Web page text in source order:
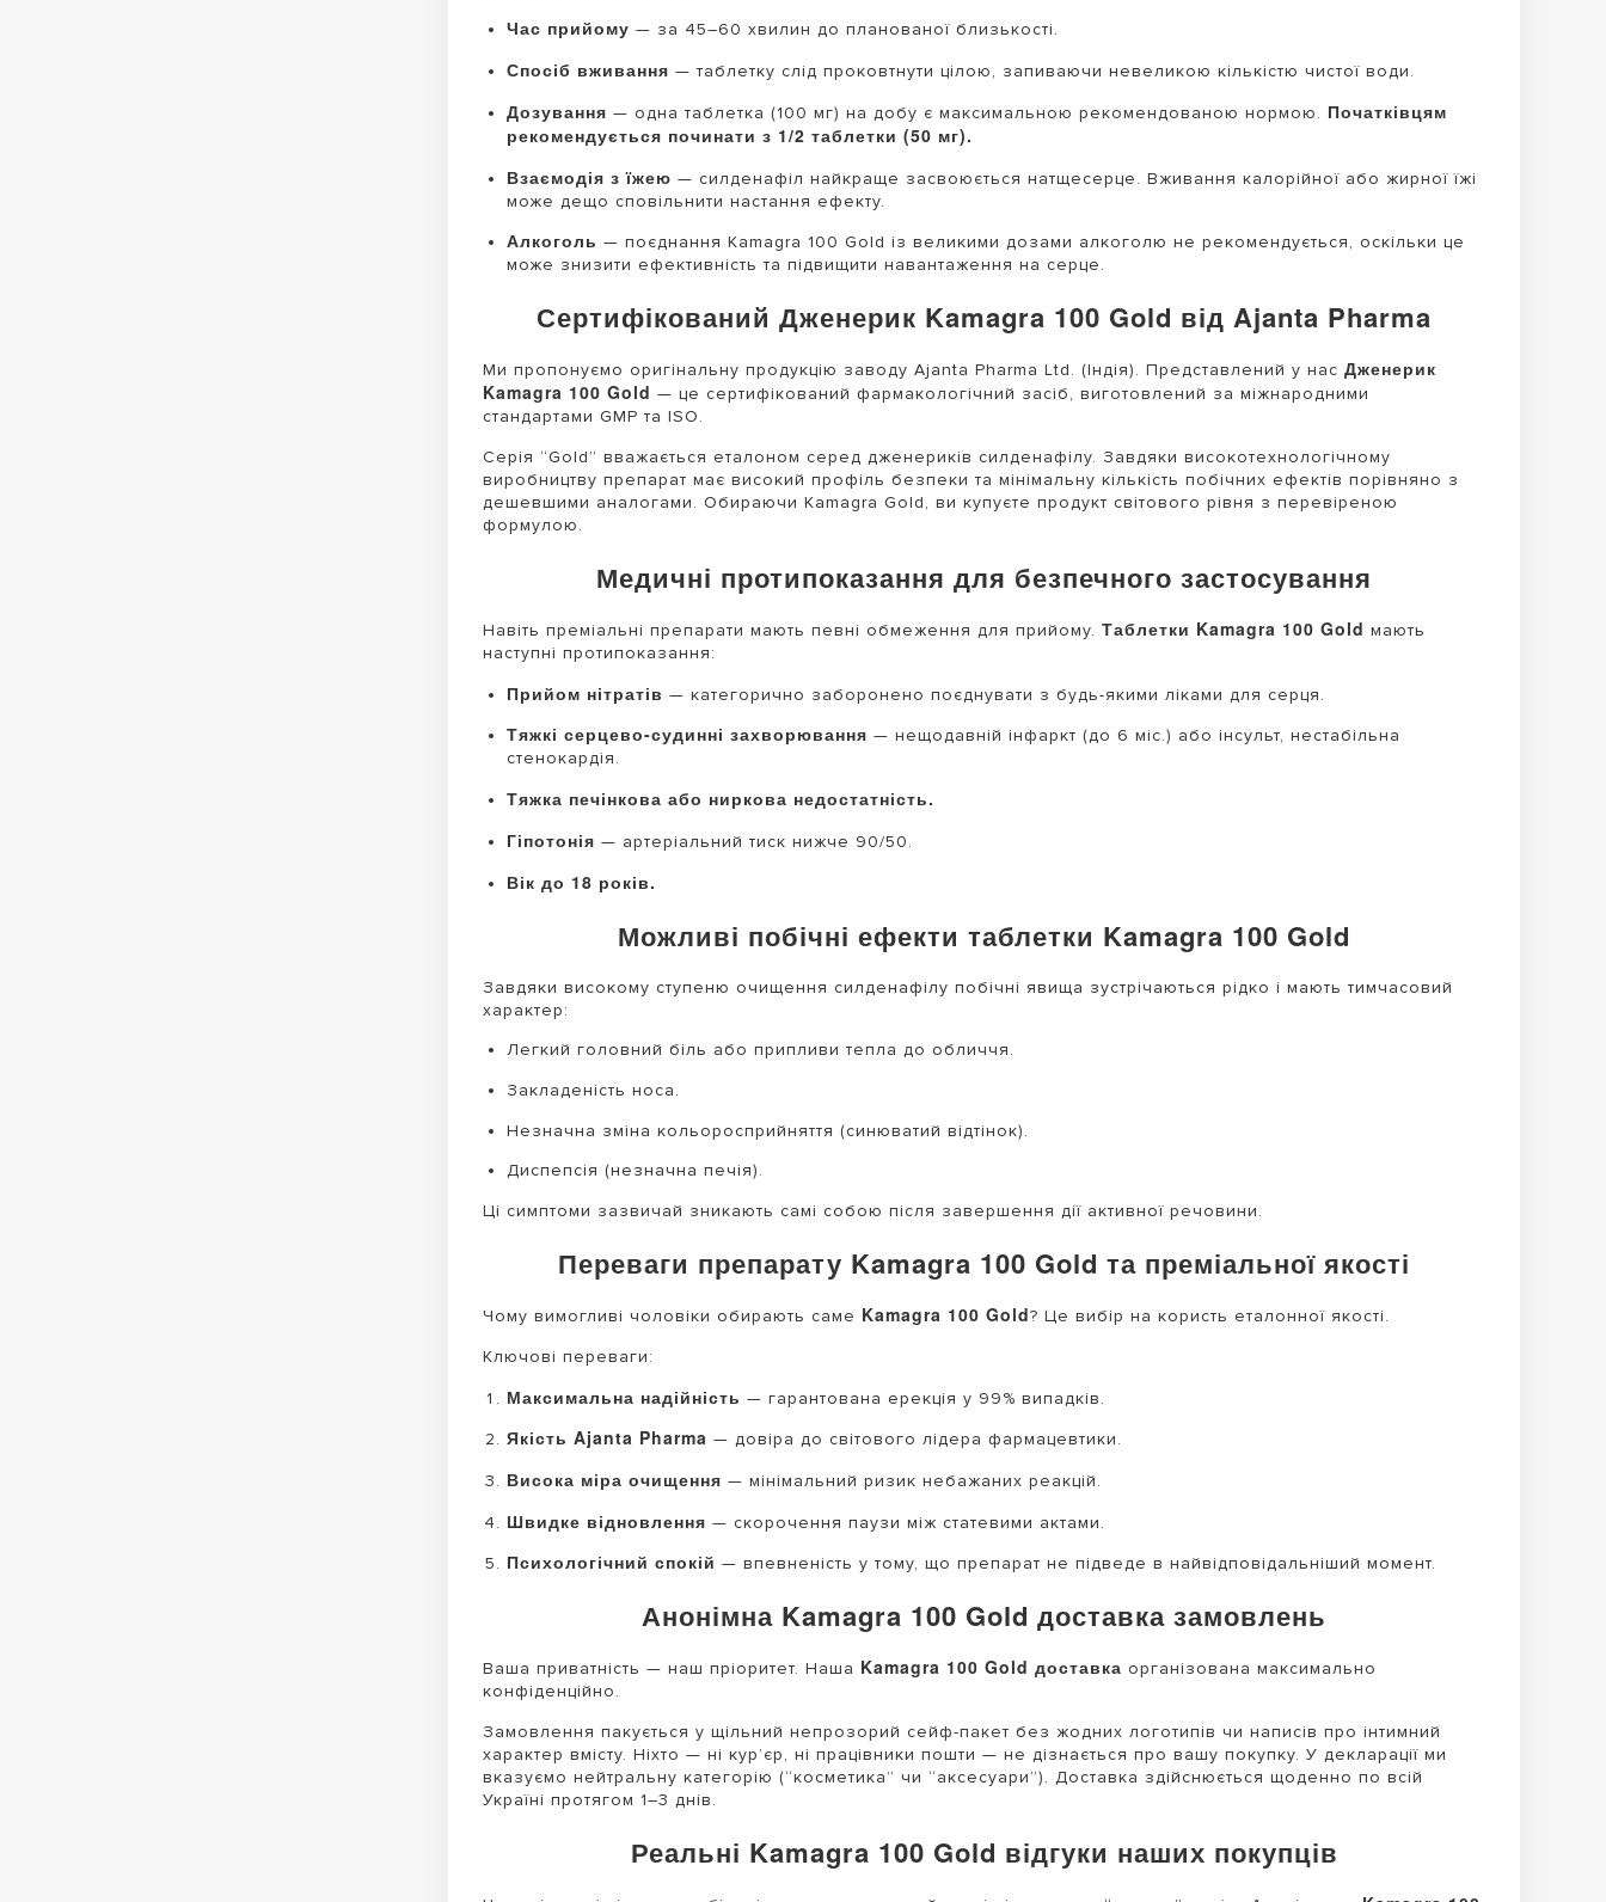
Час прийому — за 45–60 хвилин до планованої близькості.
Спосіб вживання — таблетку слід проковтнути цілою, запиваючи невеликою кількістю чистої води.
Дозування — одна таблетка (100 мг) на добу є максимальною рекомендованою нормою. Початківцям
рекомендується починати з 1/2 таблетки (50 мг).
Взаємодія з їжею — силденафіл найкраще засвоюється натщесерце. Вживання калорійної або жирної їжі
може дещо сповільнити настання ефекту.
Алкоголь — поєднання Kamagra 100 Gold із великими дозами алкоголю не рекомендується, оскільки це
може знизити ефективність та підвищити навантаження на серце.
Сертифікований Дженерик Kamagra 100 Gold від Ajanta Pharma
Ми пропонуємо оригінальну продукцію заводу Ajanta Pharma Ltd. (Індія). Представлений у нас Дженерик
Kamagra 100 Gold — це сертифікований фармакологічний засіб, виготовлений за міжнародними
стандартами GMP та ISO.
Серія “Gold” вважається еталоном серед дженериків силденафілу. Завдяки високотехнологічному
виробництву препарат має високий профіль безпеки та мінімальну кількість побічних ефектів порівняно з
дешевшими аналогами. Обираючи Kamagra Gold, ви купуєте продукт світового рівня з перевіреною
формулою.
Медичні протипоказання для безпечного застосування
Навіть преміальні препарати мають певні обмеження для прийому. Таблетки Kamagra 100 Gold мають
наступні протипоказання:
Прийом нітратів — категорично заборонено поєднувати з будь-якими ліками для серця.
Тяжкі серцево-судинні захворювання — нещодавній інфаркт (до 6 міс.) або інсульт, нестабільна
стенокардія.
Тяжка печінкова або ниркова недостатність.
Гіпотонія — артеріальний тиск нижче 90/50.
Вік до 18 років.
Можливі побічні ефекти таблетки Kamagra 100 Gold
Завдяки високому ступеню очищення силденафілу побічні явища зустрічаються рідко і мають тимчасовий
характер:
Легкий головний біль або припливи тепла до обличчя.
Закладеність носа.
Незначна зміна кольоросприйняття (синюватий відтінок).
Диспепсія (незначна печія).
Ці симптоми зазвичай зникають самі собою після завершення дії активної речовини.
Переваги препарату Kamagra 100 Gold та преміальної якості
Чому вимогливі чоловіки обирають саме Kamagra 100 Gold? Це вибір на користь еталонної якості.
Ключові переваги:
Максимальна надійність — гарантована ерекція у 99% випадків.
Якість Ajanta Pharma — довіра до світового лідера фармацевтики.
Висока міра очищення — мінімальний ризик небажаних реакцій.
Швидке відновлення — скорочення паузи між статевими актами.
Психологічний спокій — впевненість у тому, що препарат не підведе в найвідповідальніший момент.
Анонімна Kamagra 100 Gold доставка замовлень
Ваша приватність — наш пріоритет. Наша Kamagra 100 Gold доставка організована максимально
конфіденційно.
Замовлення пакується у щільний непрозорий сейф-пакет без жодних логотипів чи написів про інтимний
характер вмісту. Ніхто — ні кур’єр, ні працівники пошти — не дізнається про вашу покупку. У декларації ми
вказуємо нейтральну категорію (“косметика” чи “аксесуари”). Доставка здійснюється щоденно по всій
Україні протягом 1–3 днів.
Реальні Kamagra 100 Gold відгуки наших покупців